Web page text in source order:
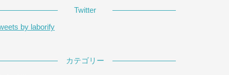
Twitter
by laborify
カテゴリー